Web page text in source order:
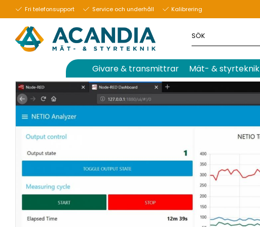
Fri telefonsupport Service och underhåll Kalibrering
Givare & transmittrar Mät- & styrteknik